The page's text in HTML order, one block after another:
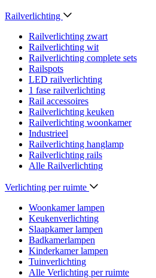
Railverlichting
Railverlichting zwart
Railverlichting wit
Railverlichting complete sets
Railspots
LED railverlichting
1 fase railverlichting
Rail accessoires
Railverlichting keuken
Railverlichting woonkamer
Industrieel
Railverlichting hanglamp
Railverlichting rails
Alle Railverlichting
Verlichting per ruimte
Woonkamer lampen
Keukenverlichting
Slaapkamer lampen
Badkamerlampen
Kinderkamer lampen
Tuinverlichting
Alle Verlichting per ruimte